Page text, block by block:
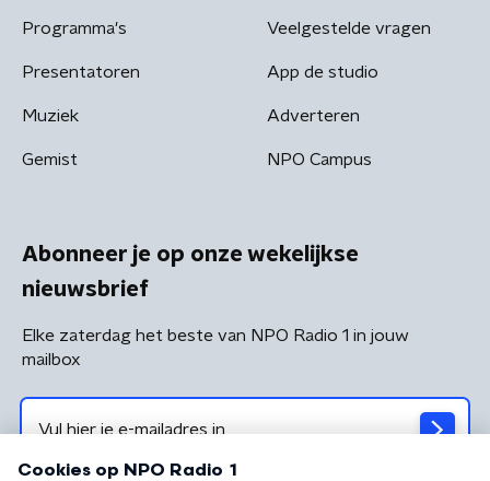
Programma's
Presentatoren
Muziek
Gemist
Veelgestelde vragen
App de studio
Adverteren
NPO Campus
Abonneer je op onze wekelijkse
nieuwsbrief
Elke zaterdag het beste van NPO Radio 1 in jouw
mailbox